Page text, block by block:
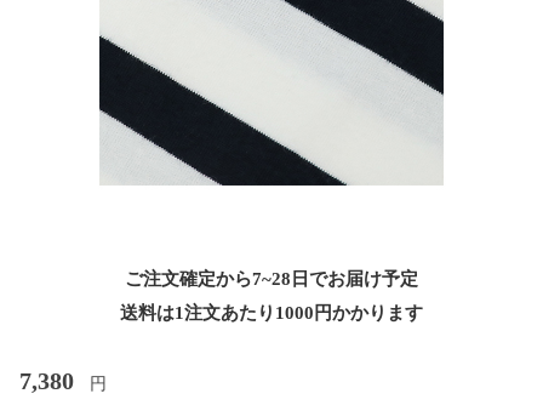
ご注文確定から7~28日でお届け予定
送料は1注文あたり 1000 円かかります
7,380 円